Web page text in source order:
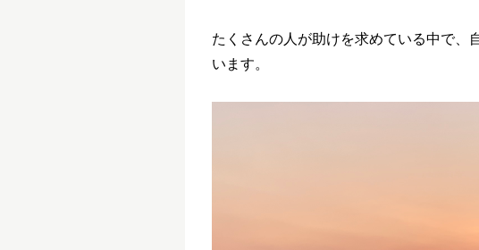
たくさんの人が助けを求めている中で、
います。